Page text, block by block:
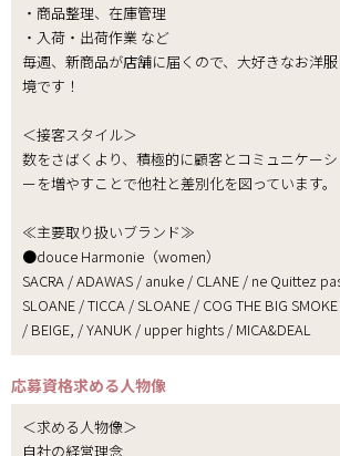
・商品整理、在庫管理
・入荷・出荷作業 など
毎週、新商品が店舗に届くので、大好きなお洋
境です！
＜接客スタイル＞
数をさばくより、積極的に顧客とコミュニケー
ーを増やすことで他社と差別化を図っています。
≪主要取り扱いブランド≫
●douce Harmonie（women）
SACRA / ADAWAS / anuke / CLANE / ne Quittez
SLOANE / TICCA / SLOANE / COG THE BIG
/ BEIGE, / YANUK / upper hights / MICA&DEAL
応募資格求める人物像
＜求める人物像＞
自社の経営理念